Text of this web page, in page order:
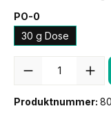
PO-0
30 g Dose
Produktnummer: